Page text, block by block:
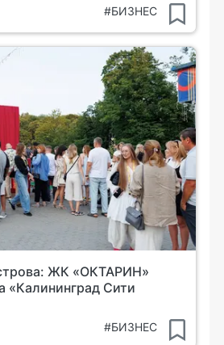
#БИЗНЕС
ЖК «ОКТАРИН»
«Калининград Сити
#БИЗНЕС